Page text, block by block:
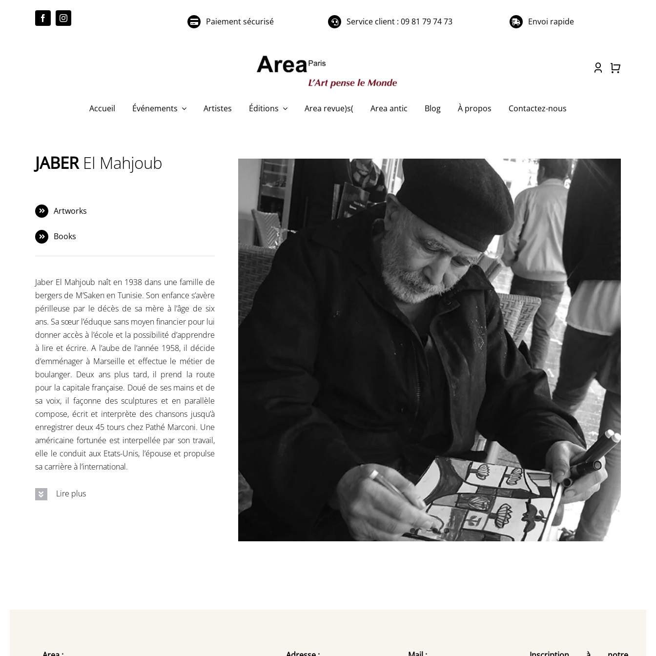
Paiement sécurisé Service client : 09 81 79 74 73 Envoi rapide
Accueil Événements Artistes Éditions Area revue)s( Area antic Blog À propos Contactez-nous
JABER El Mahjoub
Artworks
Books
Jaber El Mahjoub naît en 1938 dans une famille de
bergers de M’Saken en Tunisie. Son enfance s’avère
périlleuse par le décès de sa mère à l’âge de six
ans. Sa sœur l’éduque sans moyen financier pour lui
donner accès à l’école et la possibilité d’apprendre
à lire et écrire. A l’aube de l’année 1958, il décide
d’emménager à Marseille et effectue le métier de
boulanger. Deux ans plus tard, il prend la route
pour la capitale française. Doué de ses mains et de
sa voix, il façonne des sculptures et en parallèle
compose, écrit et interprète des chansons jusqu’à
enregistrer deux 45 tours chez Pathé Marconi. Une
américaine fortunée est interpellée par son travail,
elle le conduit aux Etats-Unis, l’épouse et propulse
sa carrière à l’international.
Lire plus